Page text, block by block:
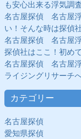
も安心出来る浮気調
名古屋探偵 名古屋
い！そんな時は探偵
名古屋探偵 名古屋
探偵社はここ！初め
名古屋探偵 名古屋
ライジングリサーチ
カテゴリー
名古屋探偵
愛知県探偵